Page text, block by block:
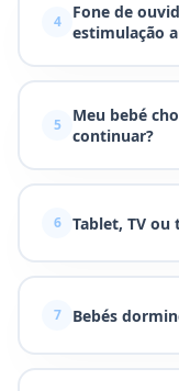
4
Fone de
estimulação
5
Meu bebé
continuar?
6 Tablet, TV ou
7 Bebés